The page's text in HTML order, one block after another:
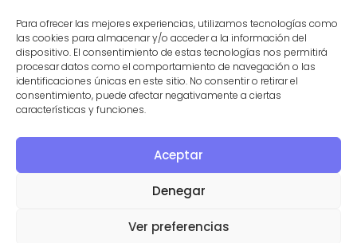
Para ofrecer las mejores experiencias, utilizamos tecnologías como
las cookies para almacenar y/o acceder a la información del
dispositivo. El consentimiento de estas tecnologías nos permitirá
procesar datos como el comportamiento de navegación o las
identificaciones únicas en este sitio. No consentir o retirar el
consentimiento, puede afectar negativamente a ciertas
características y funciones.
Aceptar
Denegar
Ver preferencias
Suscríbete a la niusleter aquí
PROGRAMA KIT DIGITAL COFINANCIADO POR LOS FONDOS
RESILENCIA